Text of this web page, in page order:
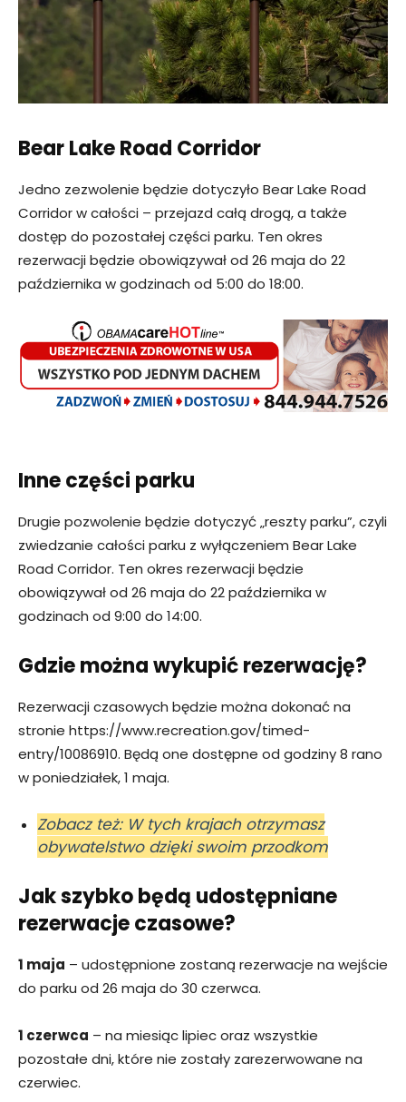
Bear Lake Road Corridor
Jedno zezwolenie będzie dotyczyło Bear Lake Road
Corridor w całości – przejazd całą drogą, a także
dostęp do pozostałej części parku. Ten okres
rezerwacji będzie obowiązywał od 26 maja do 22
października w godzinach od 5:00 do 18:00.
Inne części parku
Drugie pozwolenie będzie dotyczyć „reszty parku”, czyli
zwiedzanie całości parku z wyłączeniem Bear Lake
Road Corridor. Ten okres rezerwacji będzie
obowiązywał od 26 maja do 22 października w
godzinach od 9:00 do 14:00.
Gdzie można wykupić rezerwację?
Rezerwacji czasowych będzie można dokonać na
stronie https://www.recreation.gov/timed-
entry/10086910. Będą one dostępne od godziny 8 rano
w poniedziałek, 1 maja.
Zobacz też: W tych krajach otrzymasz
obywatelstwo dzięki swoim przodkom
Jak szybko będą udostępniane
rezerwacje czasowe?
1 maja – udostępnione zostaną rezerwacje na wejście
do parku od 26 maja do 30 czerwca.
1 czerwca – na miesiąc lipiec oraz wszystkie
pozostałe dni, które nie zostały zarezerwowane na
czerwiec.